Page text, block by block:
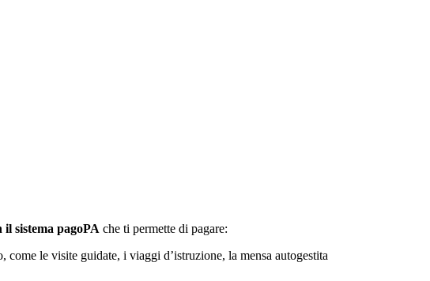
il sistema pagoPA che ti permette di pagare:
le visite guidate, i viaggi d’istruzione, la mensa autogestita